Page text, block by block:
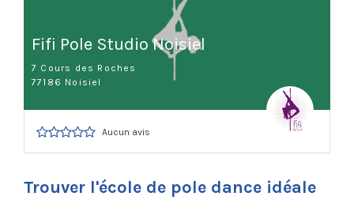
Fifi Pole Studio Noisiel
7 Cours des Roches
77186 Noisiel
Aucun avis
Trouver l'école de pole dance idéale